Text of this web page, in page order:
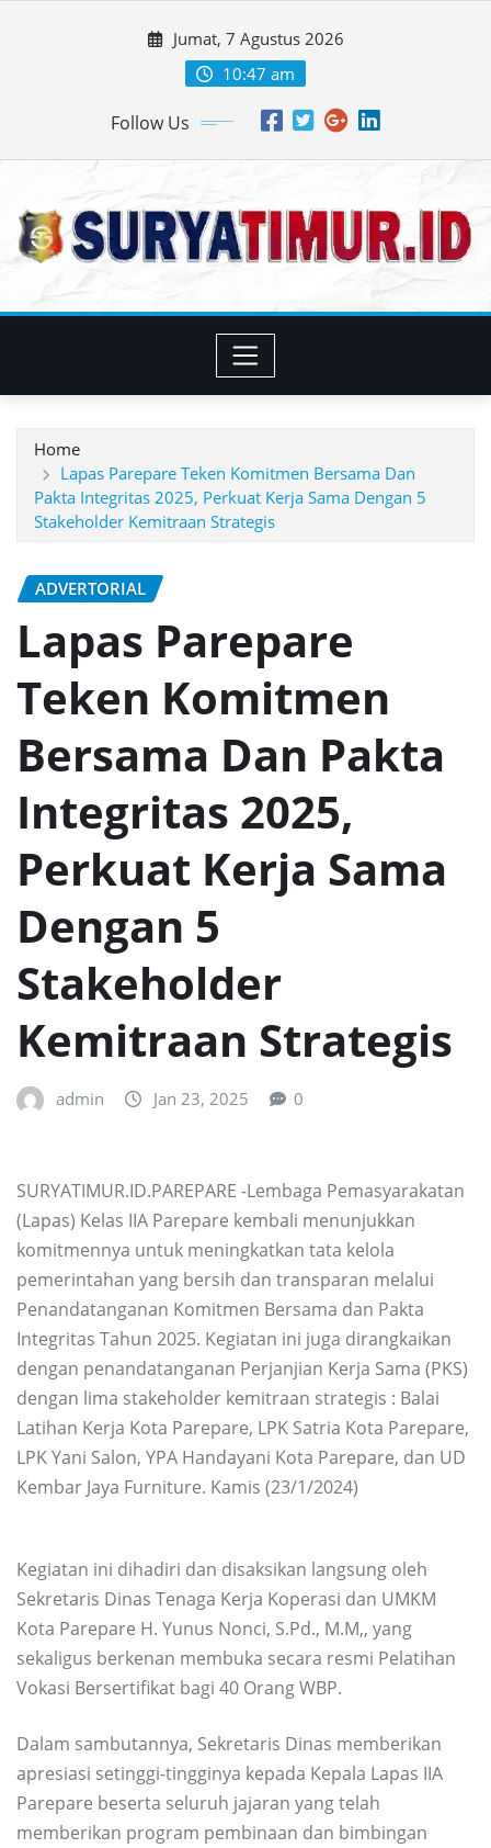
Jumat, 7 Agustus 2026
10:47 am
Follow Us
Home
Lapas Parepare Teken Komitmen Bersama Dan
Pakta Integritas 2025, Perkuat Kerja Sama Dengan 5
Stakeholder Kemitraan Strategis
ADVERTORIAL
Lapas Parepare
Teken Komitmen
Bersama Dan Pakta
Integritas 2025,
Perkuat Kerja Sama
Dengan 5
Stakeholder
Kemitraan Strategis
admin Jan 23, 2025 0
SURYATIMUR.ID.PAREPARE -Lembaga Pemasyarakatan
(Lapas) Kelas IIA Parepare kembali menunjukkan
komitmennya untuk meningkatkan tata kelola
pemerintahan yang bersih dan transparan melalui
Penandatanganan Komitmen Bersama dan Pakta
Integritas Tahun 2025. Kegiatan ini juga dirangkaikan
dengan penandatanganan Perjanjian Kerja Sama (PKS)
dengan lima stakeholder kemitraan strategis : Balai
Latihan Kerja Kota Parepare, LPK Satria Kota Parepare,
LPK Yani Salon, YPA Handayani Kota Parepare, dan UD
Kembar Jaya Furniture. Kamis (23/1/2024)
Kegiatan ini dihadiri dan disaksikan langsung oleh
Sekretaris Dinas Tenaga Kerja Koperasi dan UMKM
Kota Parepare H. Yunus Nonci, S.Pd., M.M,, yang
sekaligus berkenan membuka secara resmi Pelatihan
Vokasi Bersertifikat bagi 40 Orang WBP.
Dalam sambutannya, Sekretaris Dinas memberikan
apresiasi setinggi-tingginya kepada Kepala Lapas IIA
Parepare beserta seluruh jajaran yang telah
memberikan program pembinaan dan bimbingan